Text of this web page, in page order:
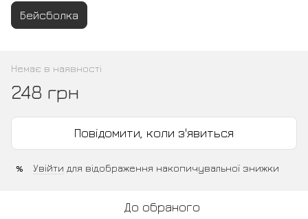
Бейсболка
Немає в наявності
248 грн
Повідомити, коли з'явиться
% Увійти для відображення накопичувальної знижки
До обраного